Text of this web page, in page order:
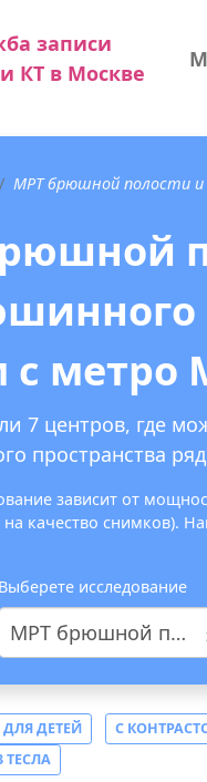
записи
КТ в Москве
МРТ брюшной полости
с метро
7 центров, где
пространства
зависит от
на качество снимков).
Выберете исследование
МРТ брюшной полости и забрюшинного пространства
ДЛЯ ДЕТЕЙ С
ТЕСЛА